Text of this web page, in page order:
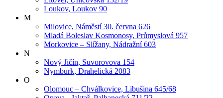
Loukov, Loukov 90
M
Milovice, Náměstí 30. června 626
Mladá Boleslav Kosmonosy, Průmyslová 957
Morkovice – Slížany, Nádražní 603
N
Nový Jičín, Suvorovova 154
Nymburk, Drahelická 2083
O
Olomouc – Chválkovice, Libušina 645/68